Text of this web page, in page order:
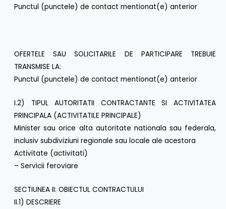
Punctul (punctele) de contact mentionat(e) anterior
OFERTELE SAU SOLICITARILE DE PARTICIPARE TREBUIE
TRANSMISE LA:
Punctul (punctele) de contact mentionat(e) anterior
I.2) TIPUL AUTORITATII CONTRACTANTE SI ACTIVITATEA
PRINCIPALA (ACTIVITATILE PRINCIPALE)
Minister sau orice alta autoritate nationala sau federala,
inclusiv subdiviziuni regionale sau locale ale acestora
Activitate (activitati)
– Servicii feroviare
SECTIUNEA II: OBIECTUL CONTRACTULUI
II.1) DESCRIERE